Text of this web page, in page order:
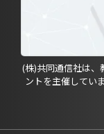
(株)共同通信社は、
ントを主催してい